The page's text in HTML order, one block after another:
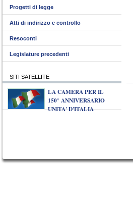
Progetti di legge
Atti di indirizzo e controllo
Resoconti
Legislature precedenti
SITI SATELLITE
LA CAMERA PER IL
150° ANNIVERSARIO
UNITA' D'ITALIA